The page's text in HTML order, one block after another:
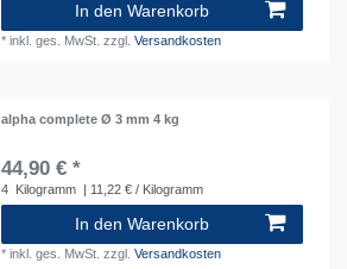
In den Warenkorb
*inkl. ges. MwSt. zzgl.Versandkosten
alpha complete Ø 3 mm 4 kg
44,90 € *
4 Kilogramm | 11,22 € / Kilogramm
In den Warenkorb
*inkl. ges. MwSt. zzgl.Versandkosten